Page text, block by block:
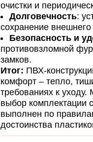
очистки и
Долговечность:
сохранение
Безопасность и
противовзломной
замков.
Итог: ПВХ-
комфорт – тепло,
требованиях к уходу.
выбор комплектации
выполнен по
достоинства